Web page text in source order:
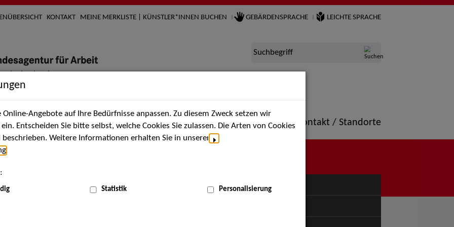
KONTAKT MEINE MERKLISTE | KÜNSTLER*INNEN BUCHEN GEBÄRDENSPRACHE LEICHTE SPRACHE
Suchbegriff
Künstler*innen Über uns Aktuelles Termine Portfolio Kontakt / Standorte
MENÜ
Angebote auf Ihre Bedürfnisse anpassen. Zu diesem Zweck setzen wir
Entscheiden Sie bitte selbst, welche Cookies Sie zulassen. Die Arten von Cookies
Weitere Informationen erhalten Sie in unserer
Statistik Personalisierung